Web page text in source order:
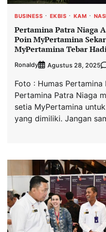
BUSINESS EKBIS KAM
Pertamina Patra Niaga
Poin MyPertamina
MyPertamina Tebar
Ronaldy Agustus 28, 2025
Foto : Humas Pertamina
Pertamina Patra Niaga
setia MyPertamina
yang dimiliki. Jangan